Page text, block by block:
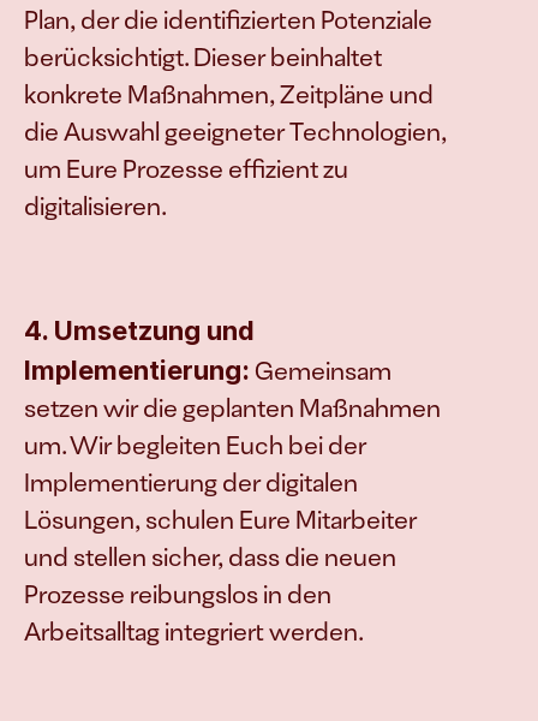
Plan, der die identifizierten Potenziale
berücksichtigt. Dieser beinhaltet
konkrete Maßnahmen, Zeitpläne und
die Auswahl geeigneter Technologien,
um Eure Prozesse effizient zu
digitalisieren.
4. Umsetzung und
Implementierung: Gemeinsam
setzen wir die geplanten Maßnahmen
um. Wir begleiten Euch bei der
Implementierung der digitalen
Lösungen, schulen Eure Mitarbeiter
und stellen sicher, dass die neuen
Prozesse reibungslos in den
Arbeitsalltag integriert werden.